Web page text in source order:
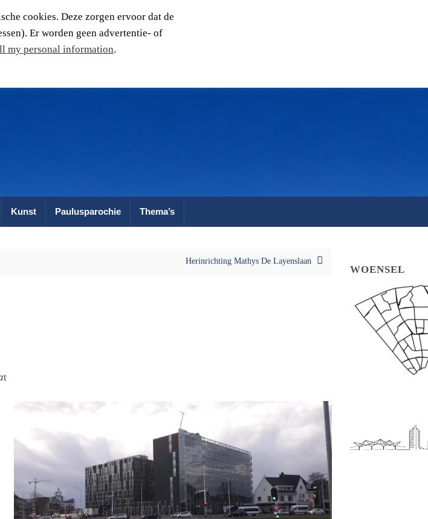
Kunst Paulusparochie Thema’s
Herinrichting Mathys De Layenslaan
t
WOENSEL
cookies. Deze zorgen ervoor dat de
Er worden geen advertentie- of
my personal information.